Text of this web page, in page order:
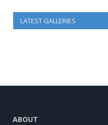
LATEST GALLERIES
ABOUT